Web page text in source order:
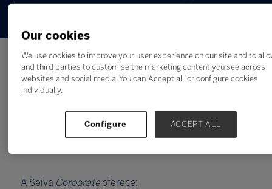
Seiva Corporate é a agência de
viagens oficial daJornada Bett
aéreas e agências de receptivo em
A Seiva Corporate oferece:
Our cookies
We use cookies to improve your user experience on our site and to
and third parties to customise the marketing content you see across
websites and social media. You can ‘Accept all’ or configure cookies
individually.
Configure ACCEPT ALL